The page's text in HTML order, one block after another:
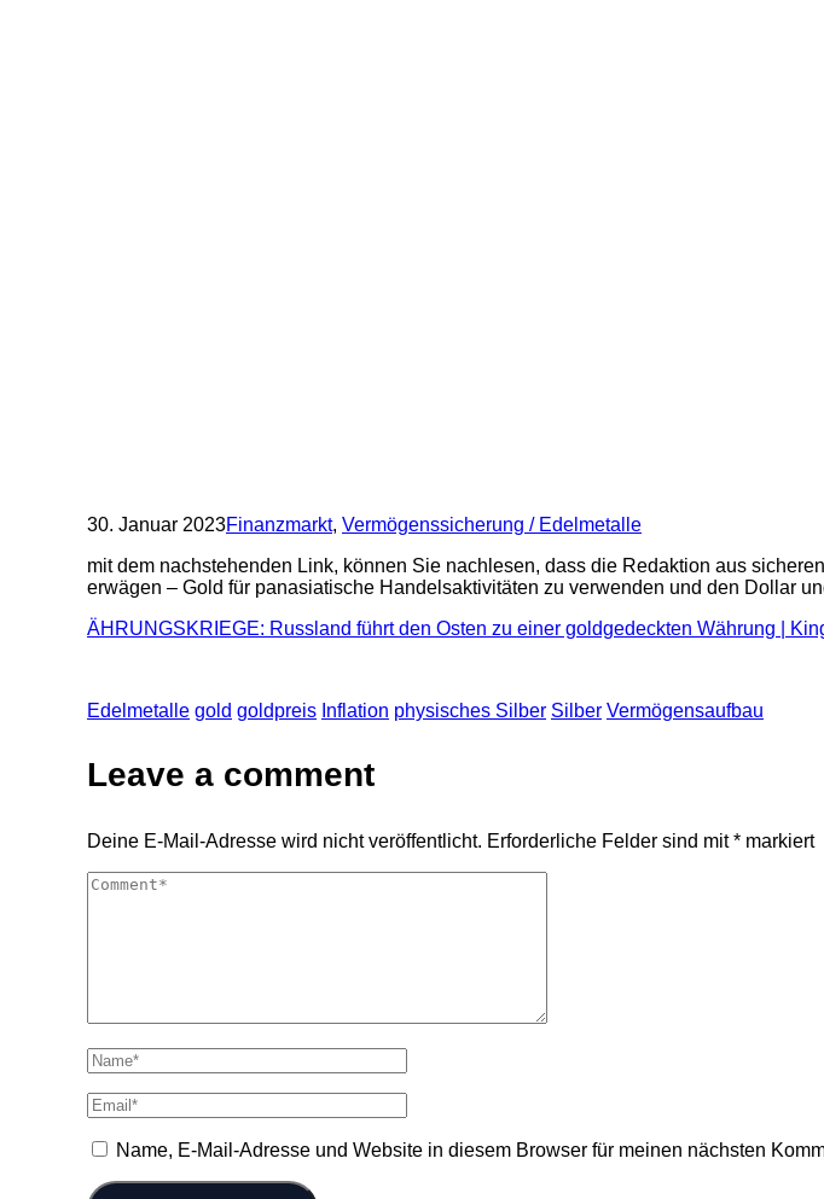
30. Januar 2023Finanzmarkt, Vermögenssicherung / Edelmetalle
mit dem nachstehenden Link, können Sie nachlesen, dass die Redaktion aus
erwägen – Gold für panasiatische Handelsaktivitäten zu verwenden und den Dollar
ÄHRUNGSKRIEGE: Russland führt den Osten zu einer goldgedeckten Währung |
Edelmetalle gold goldpreis Inflation physisches Silber Silber Vermögensaufbau
Leave a comment
Deine E-Mail-Adresse wird nicht veröffentlicht. Erforderliche Felder sind mit* markiert
Name, E-Mail-Adresse und Website in diesem Browser für meinen nächsten